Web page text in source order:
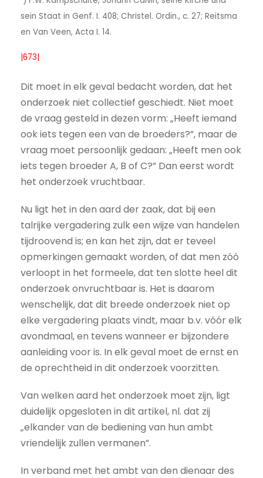
sein Staat in Genf. I. 408; Christel. Ordin., c. 27; Reitsma
en Van Veen, Acta I. 14.
|673|
Dit moet in elk geval bedacht worden, dat het
onderzoek niet collectief geschiedt. Niet moet
de vraag gesteld in dezen vorm: „Heeft iemand
ook iets tegen een van de broeders?”, maar de
vraag moet persoonlijk gedaan: „Heeft men ook
iets tegen broeder A, B of C?” Dan eerst wordt
het onderzoek vruchtbaar.
Nu ligt het in den aard der zaak, dat bij een
talrijke vergadering zulk een wijze van handelen
tijdroovend is; en kan het zijn, dat er teveel
opmerkingen gemaakt worden, of dat men zóó
verloopt in het formeele, dat ten slotte heel dit
onderzoek onvruchtbaar is. Het is daarom
wenschelijk, dat dit breede onderzoek niet op
elke vergadering plaats vindt, maar b.v. vóór elk
avondmaal, en tevens wanneer er bijzondere
aanleiding voor is. In elk geval moet de ernst en
de oprechtheid in dit onderzoek voorzitten.
Van welken aard het onderzoek moet zijn, ligt
duidelijk opgesloten in dit artikel, nl. dat zij
„elkander van de bediening van hun ambt
vriendelijk zullen vermanen”.
In verband met het ambt van den dienaar des